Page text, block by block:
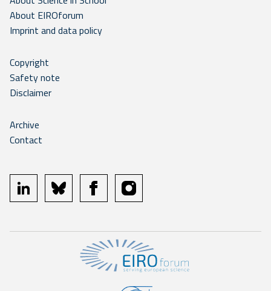
About EIROforum
Imprint and data policy
Copyright
Safety note
Disclaimer
Archive
Contact
linkedin bluesky facebookinstagram